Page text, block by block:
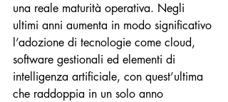
una reale maturità operativa. Negli
ultimi anni aumenta in modo significativo
l’adozione di tecnologie come cloud,
software gestionali ed elementi di
intelligenza artificiale, con quest’ultima
che raddoppia in un solo anno